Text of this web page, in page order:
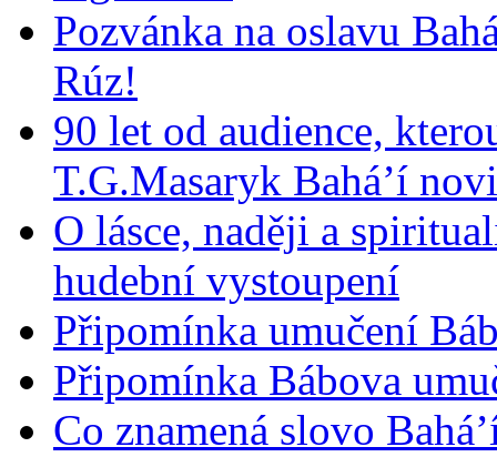
Pozvánka na oslavu
Rúz!
90 let od audience,
T.G.Masaryk Bahá’í
O lásce, naději a
hudební vystoupení
Připomínka umučení
Připomínka Bábova
Co znamená slovo